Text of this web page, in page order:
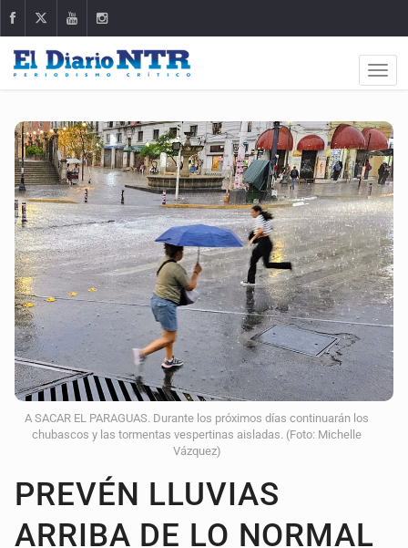
A SACAR EL PARAGUAS. Durante los próximos días continuarán los
chubascos y las tormentas vespertinas aisladas. (Foto: Michelle
Vázquez)
PREVÉN LLUVIAS
ARRIBA DE LO NORMAL